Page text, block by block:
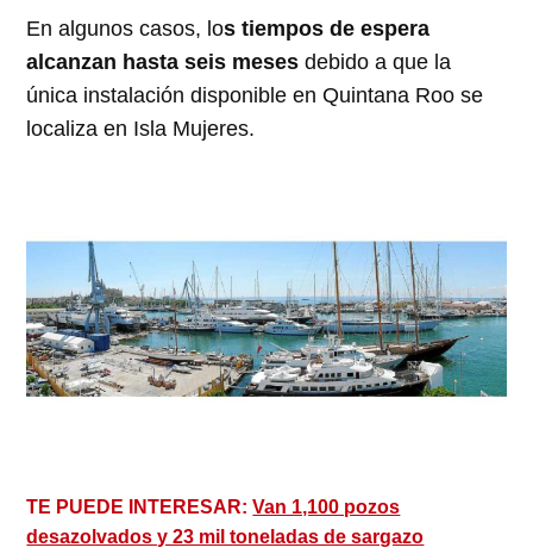
En algunos casos, los tiempos de espera
alcanzan hasta seis meses debido a que la
única instalación disponible en Quintana Roo se
localiza en Isla Mujeres.
TE PUEDE INTERESAR:Van 1,100 pozos
desazolvados y 23 mil toneladas de sargazo